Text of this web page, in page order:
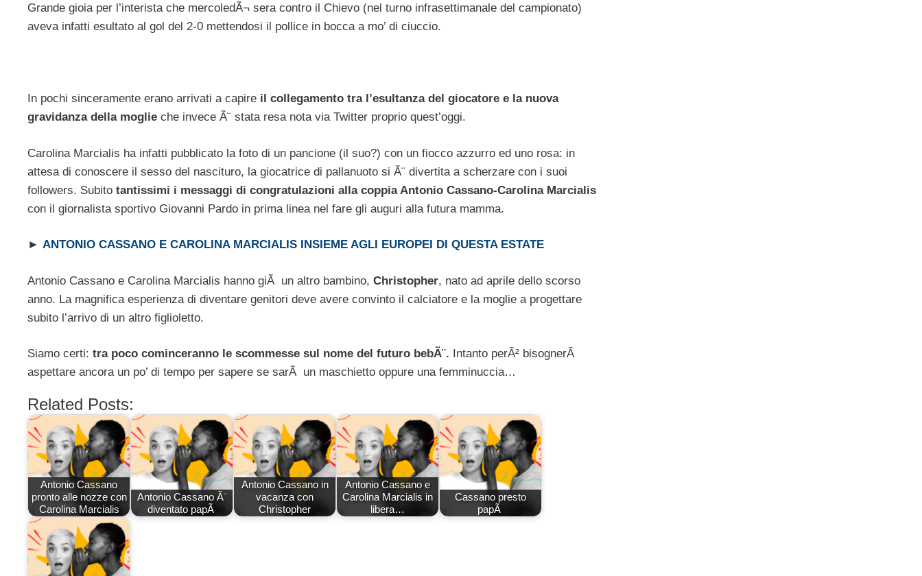
Grande gioia per l’interista che mercoledÃ¬ sera contro il Chievo (nel turno infrasettimanale del campionato)
aveva infatti esultato al gol del 2-0 mettendosi il pollice in bocca a mo’ di ciuccio.
In pochi sinceramente erano arrivati a capire il collegamento tra l’esultanza del giocatore e la nuova
gravidanza della moglie che invece Ã¨ stata resa nota via Twitter proprio quest’oggi.
Carolina Marcialis ha infatti pubblicato la foto di un pancione (il suo?) con un fiocco azzurro ed uno rosa: in
attesa di conoscere il sesso del nascituro, la giocatrice di pallanuoto si Ã¨ divertita a scherzare con i suoi
followers. Subito tantissimi i messaggi di congratulazioni alla coppia Antonio Cassano-Carolina Marcialis
con il giornalista sportivo Giovanni Pardo in prima linea nel fare gli auguri alla futura mamma.
► ANTONIO CASSANO E CAROLINA MARCIALIS INSIEME AGLI EUROPEI DI QUESTA ESTATE
Antonio Cassano e Carolina Marcialis hanno giÃ un altro bambino, Christopher, nato ad aprile dello scorso
anno. La magnifica esperienza di diventare genitori deve avere convinto il calciatore e la moglie a progettare
subito l’arrivo di un altro figlioletto.
Siamo certi: tra poco cominceranno le scommesse sul nome del futuro bebÃ¨. Intanto perÃ² bisognerÃ
aspettare ancora un po’ di tempo per sapere se sarÃ un maschietto oppure una femminuccia…
Related Posts:
Antonio Cassano
pronto alle nozze con
Carolina Marcialis
Antonio Cassano Ã¨
diventato papÃ
Antonio Cassano in
vacanza con
Christopher
Antonio Cassano e
Carolina Marcialis in
libera…
Cassano presto
papÃ